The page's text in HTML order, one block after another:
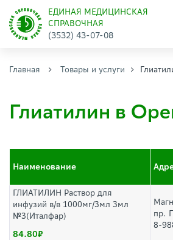
ЕДИНАЯ МЕДИЦИНСКАЯ
СПРАВОЧНАЯ
(3532) 43-07-08
Главная Товары и услуги
Глиатилин в
Наименование
ГЛИАТИЛИН Раствор для
инфузий в/в 1000мг/3мл 3мл
№3(Италфар)
84.80
пр.
8-